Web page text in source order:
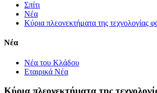
Σπίτι
Νέα
Κύρια πλεονεκτήματα της τεχνολογίας
Νέα
Νέα του Κλάδου
Εταιρικά Νέα
Κύρια πλεονεκτήματα της